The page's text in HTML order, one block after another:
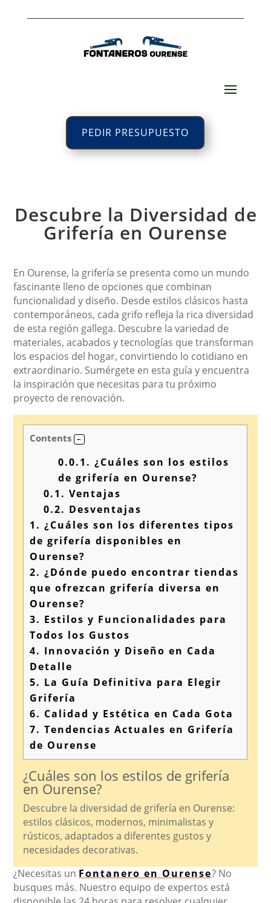
PEDIR PRESUPUESTO
Descubre la Diversidad de
Grifería en Ourense
En Ourense, la grifería se presenta como un mundo
fascinante lleno de opciones que combinan
funcionalidad y diseño. Desde estilos clásicos hasta
contemporáneos, cada grifo refleja la rica diversidad
de esta región gallega. Descubre la variedad de
materiales, acabados y tecnologías que transforman
los espacios del hogar, convirtiendo lo cotidiano en
extraordinario. Sumérgete en esta guía y encuentra
la inspiración que necesitas para tu próximo
proyecto de renovación.
Contents
0.0.1. ¿Cuáles son los estilos
de grifería en Ourense?
0.1. Ventajas
0.2. Desventajas
1. ¿Cuáles son los diferentes tipos
de grifería disponibles en
Ourense?
2. ¿Dónde puedo encontrar tiendas
que ofrezcan grifería diversa en
Ourense?
3. Estilos y Funcionalidades para
Todos los Gustos
4. Innovación y Diseño en Cada
Detalle
5. La Guía Definitiva para Elegir
Grifería
6. Calidad y Estética en Cada Gota
7. Tendencias Actuales en Grifería
de Ourense
¿Cuáles son los estilos de grifería
en Ourense?
Descubre la diversidad de grifería en Ourense:
estilos clásicos, modernos, minimalistas y
rústicos, adaptados a diferentes gustos y
necesidades decorativas.
¿Necesitas un Fontanero en Ourense? No
busques más. Nuestro equipo de expertos está